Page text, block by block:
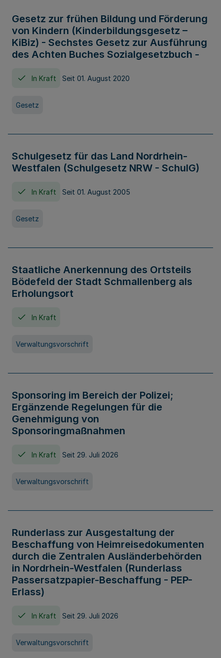
Gesetz zur frühen Bildung und Förderung
von Kindern (Kinderbildungsgesetz –
KiBiz) - Sechstes Gesetz zur Ausführung
des Achten Buches Sozialgesetzbuch -
In Kraft Seit 01. August 2020
Gesetz
Schulgesetz für das Land Nordrhein-
Westfalen (Schulgesetz NRW - SchulG)
In Kraft Seit 01. August 2005
Gesetz
Staatliche Anerkennung des Ortsteils
Bödefeld der Stadt Schmallenberg als
Erholungsort
In Kraft
Verwaltungsvorschrift
Sponsoring im Bereich der Polizei;
Ergänzende Regelungen für die
Genehmigung von
Sponsoringmaßnahmen
In Kraft Seit 29. Juli 2026
Verwaltungsvorschrift
Runderlass zur Ausgestaltung der
Beschaffung von Heimreisedokumenten
durch die Zentralen Ausländerbehörden
in Nordrhein-Westfalen (Runderlass
Passersatzpapier-Beschaffung - PEP-
Erlass)
In Kraft Seit 29. Juli 2026
Verwaltungsvorschrift